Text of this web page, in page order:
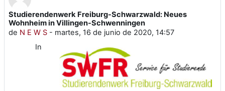
Studierendenwerk Freiburg-Schwarzwald: Neues
Wohnheim in Villingen-Schwenningen
de N E W S - martes, 16 de junio de 2020, 14:57
Número de respuestas: 0
In